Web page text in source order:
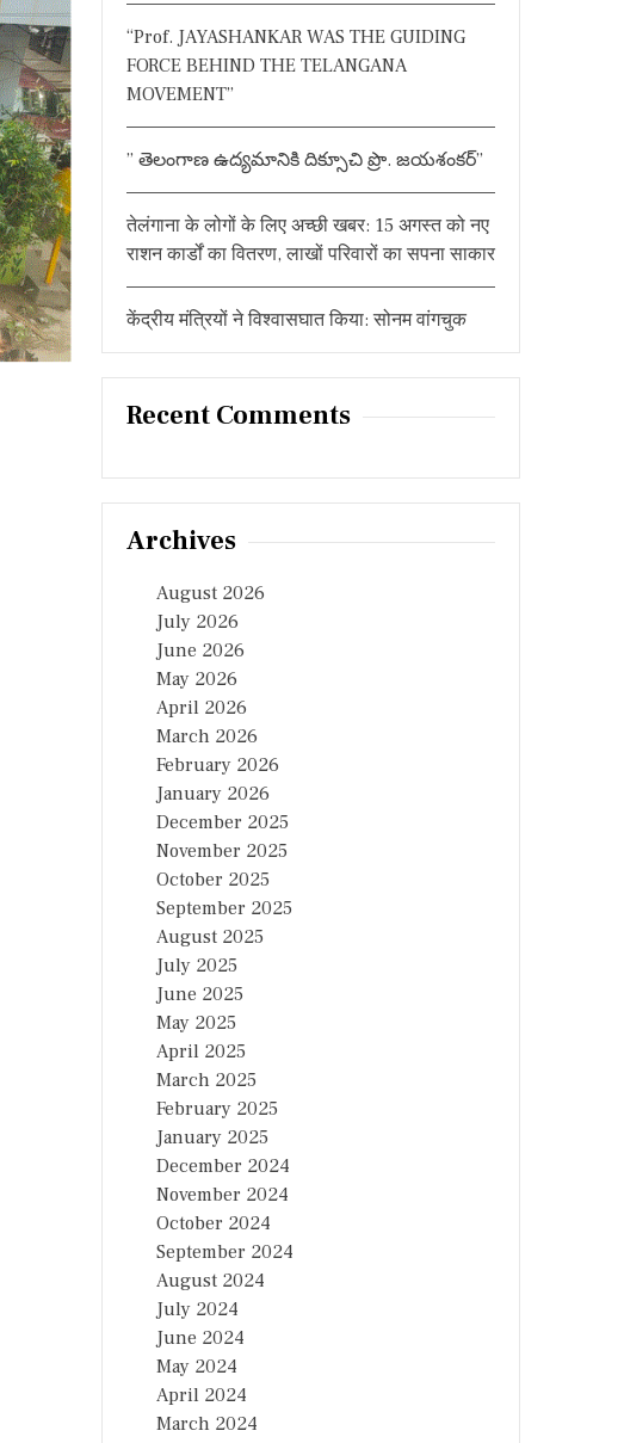
“Prof. JAYASHANKAR WAS THE GUIDING
FORCE BEHIND THE TELANGANA
MOVEMENT”
” తెలంగాణ ఉద్యమానికి దిక్సూచి ప్రొ. జయశంకర్”
तेलंगाना के लोगों के लिए अच्छी खबर: 15 अगस्त को नए
राशन कार्डों का वितरण, लाखों परिवारों का सपना साकार
केंद्रीय मंत्रियों ने विश्वासघात किया: सोनम वांगचुक
Recent Comments
Archives
August 2026
July 2026
June 2026
May 2026
April 2026
March 2026
February 2026
January 2026
December 2025
November 2025
October 2025
September 2025
August 2025
July 2025
June 2025
May 2025
April 2025
March 2025
February 2025
January 2025
December 2024
November 2024
October 2024
September 2024
August 2024
July 2024
June 2024
May 2024
April 2024
March 2024